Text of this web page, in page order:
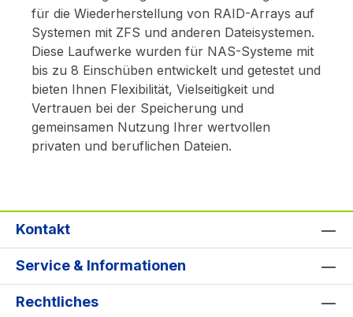
für die Wiederherstellung von RAID-Arrays auf
Systemen mit ZFS und anderen Dateisystemen.
Diese Laufwerke wurden für NAS-Systeme mit
bis zu 8 Einschüben entwickelt und getestet und
bieten Ihnen Flexibilität, Vielseitigkeit und
Vertrauen bei der Speicherung und
gemeinsamen Nutzung Ihrer wertvollen
privaten und beruflichen Dateien.
Kontakt
Service & Informationen
Rechtliches